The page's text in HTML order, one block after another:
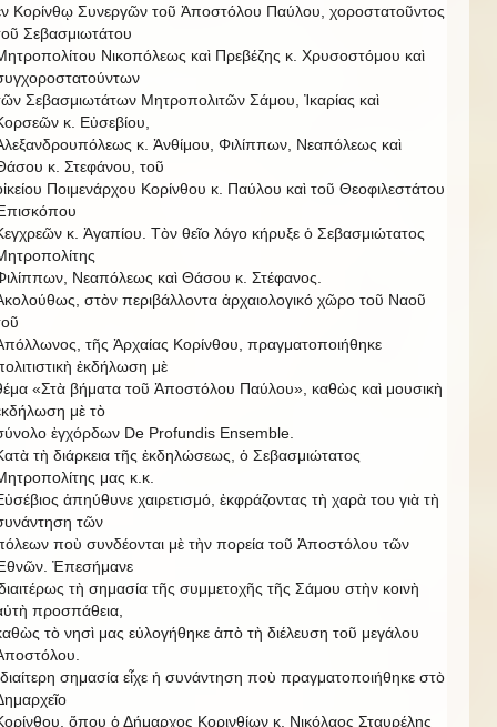
Κορίνθῳ Συνεργῶν τοῦ Ἀποστόλου Παύλου, χοροστατοῦντος
Σεβασμιωτάτου
Νικοπόλεως καὶ Πρεβέζης κ. Χρυσοστόμου καὶ
Σεβασμιωτάτων Μητροπολιτῶν Σάμου, Ἰκαρίας καὶ
κ. Εὐσεβίου,
κ. Ἀνθίμου, Φιλίππων, Νεαπόλεως καὶ
κ. Στεφάνου, τοῦ
Ποιμενάρχου Κορίνθου κ. Παύλου καὶ τοῦ Θεοφιλεστάτου
κ. Ἀγαπίου. Τὸν θεῖο λόγο κήρυξε ὁ Σεβασμιώτατος
Νεαπόλεως καὶ Θάσου κ. Στέφανος.
στὸν περιβάλλοντα ἀρχαιολογικό χῶρο τοῦ Ναοῦ
τῆς Ἀρχαίας Κορίνθου, πραγματοποιήθηκε
ἐκδήλωση μὲ
«Στὰ βήματα τοῦ Ἀποστόλου Παύλου», καθὼς καὶ μουσικὴ
μὲ τὸ
ἐγχόρδων De Profundis Ensemble.
τὴ διάρκεια τῆς ἐκδηλώσεως, ὁ Σεβασμιώτατος
μας κ.κ.
ἀπηύθυνε χαιρετισμό, ἐκφράζοντας τὴ χαρὰ του γιὰ τὴ
τῶν
ποὺ συνδέονται μὲ τὴν πορεία τοῦ Ἀποστόλου τῶν
Ἐπεσήμανε
τὴ σημασία τῆς συμμετοχῆς τῆς Σάμου στὴν κοινὴ
προσπάθεια,
τὸ νησὶ μας εὐλογήθηκε ἀπὸ τὴ διέλευση τοῦ μεγάλου
σημασία εἶχε ἡ συνάντηση ποὺ πραγματοποιήθηκε στὸ
ὅπου ὁ Δήμαρχος Κορινθίων κ. Νικόλαος Σταυρέλης